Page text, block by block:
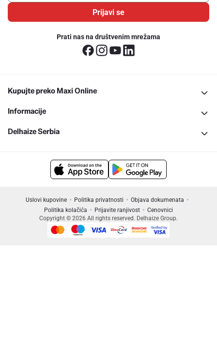
Prijavi se
Prati nas na društvenim mrežama
Kupujte preko Maxi Online
Informacije
Delhaize Serbia
Uslovi kupovine Politika privatnosti
Objava dokumenata
Politika kolačića
Prijavite ranjivost
Cenovnici
Copyright © 2026 All rights reserved. Delhaize Group.